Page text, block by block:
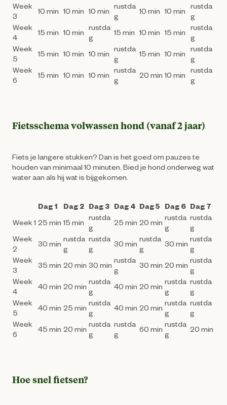
Week
3
10 min 10 min 10 min
rustda
g
10 min 10 min
rustda
g
Week
4
15 min 10 min
rustda
g
15 min 10 min 15 min
rustda
g
Week
5
15 min 10 min 10 min
rustda
g
15 min 10 min
rustda
g
Week
6
15 min 10 min 10 min
rustda
g
20 min 10 min
rustda
g
Fietsschema volwassen hond (vanaf 2 jaar)
Fiets je langere stukken? Dan is het goed om pauzes te
houden van minimaal 10 minuten. Bied je hond onderweg wat
water aan als hij wat is bijgekomen.
Dag 1 Dag 2 Dag 3 Dag 4 Dag 5 Dag 6 Dag 7
Week 1 25 min 15 min
rustda
g
25 min 20 min
rustda
g
rustda
g
Week
2
30 min
rustda
g
rustda
g
30 min
rustda
g
30 min
rustda
g
Week
3
35 min 20 min 30 min
rustda
g
30 min 20 min
rustda
g
Week
4
40 min 20 min
rustda
g
40 min 20 min
rustda
g
rustda
g
Week
5
40 min 25 min
rustda
g
40 min 20 min
rustda
g
rustda
g
Week
6
45 min 20 min
rustda
g
rustda
g
60 min
rustda
g
20 min
Hoe snel fietsen?